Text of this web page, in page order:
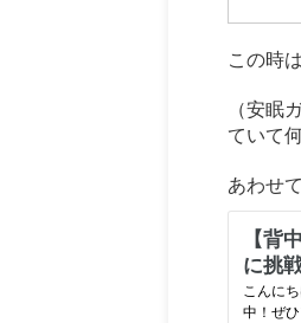
この時
（安眠
ていて
あわせ